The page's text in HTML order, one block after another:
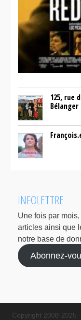
125, rue
Bélanger
INFOLETTRE
Une fois par
articles ainsi que
notre base de
Abonnez-
Copyright 2008-2025